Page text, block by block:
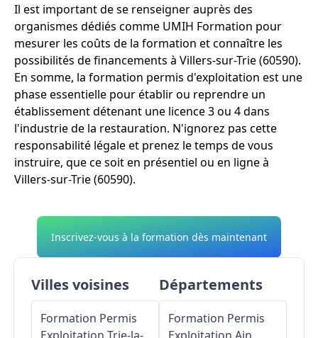
Il est important de se renseigner auprès des
organismes dédiés comme UMIH Formation pour
mesurer les coûts de la formation et connaître les
possibilités de financements à Villers-sur-Trie (60590).
En somme, la formation permis d'exploitation est une
phase essentielle pour établir ou reprendre un
établissement détenant une licence 3 ou 4 dans
l'industrie de la restauration. N'ignorez pas cette
responsabilité légale et prenez le temps de vous
instruire, que ce soit en présentiel ou en ligne à
Villers-sur-Trie (60590).
Inscrivez-vous à la formation dès maintenant
Villes voisines
Formation Permis
Exploitation Trie-la-
Départements
Formation Permis
Exploitation Ain